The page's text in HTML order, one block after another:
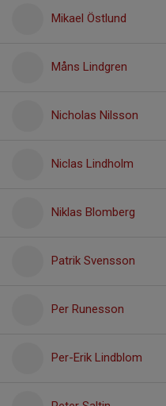
Mikael Östlund
Måns Lindgren
Nicholas Nilsson
Niclas Lindholm
Niklas Blomberg
Patrik Svensson
Per Runesson
Per-Erik Lindblom